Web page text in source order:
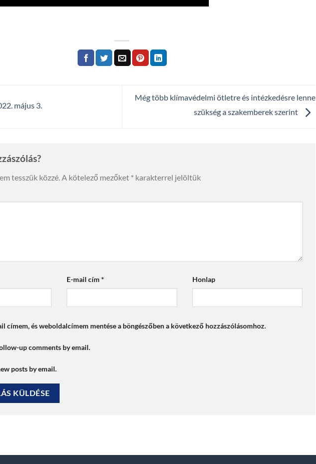
május 3.
Még több klímavédelmi ötletre és intézkedésre lenne
szükség a szakemberek szerint
tesszük közzé. A kötelező mezőket * karakterrel jelöltük
E-mail cím * Honlap
címem, és weboldalcímem mentése a böngészőben a következő hozzászólásomhoz.
up comments by email.
posts by email.